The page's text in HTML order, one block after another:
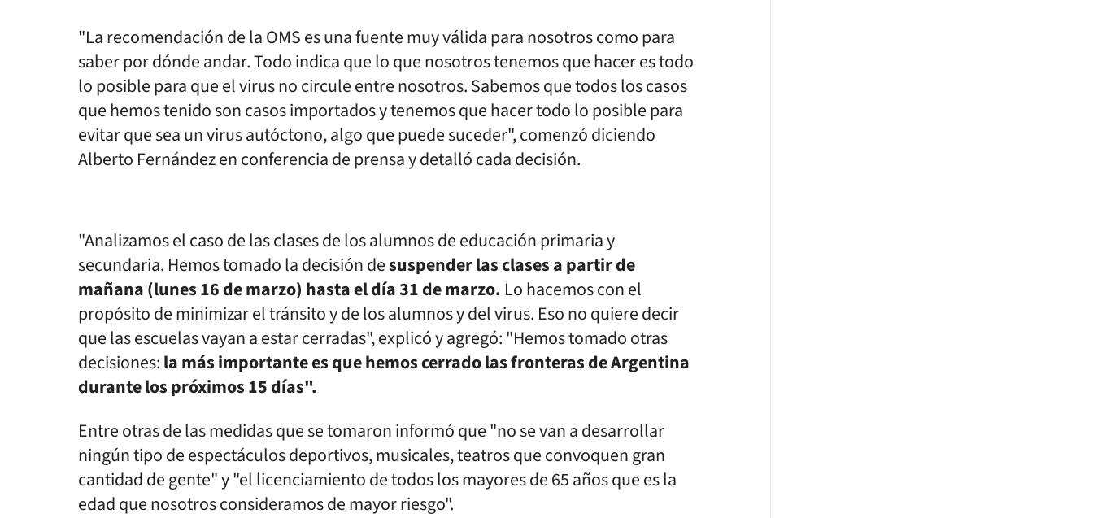
"La recomendación de la OMS es una fuente muy válida para nosotros como para
saber por dónde andar. Todo indica que lo que nosotros tenemos que hacer es todo
lo posible para que el virus no circule entre nosotros. Sabemos que todos los casos
que hemos tenido son casos importados y tenemos que hacer todo lo posible para
evitar que sea un virus autóctono, algo que puede suceder", comenzó diciendo
Alberto Fernández en conferencia de prensa y detalló cada decisión.
"Analizamos el caso de las clases de los alumnos de educación primaria y
secundaria. Hemos tomado la decisión desuspender las clases a partir de
mañana (lunes 16 de marzo) hasta el día 31 de marzo. Lo hacemos con el
propósito de minimizar el tránsito y de los alumnos y del virus. Eso no quiere decir
que las escuelas vayan a estar cerradas", explicó y agregó: "Hemos tomado otras
decisiones:la más importante es que hemos cerrado las fronteras de Argentina
durante los próximos 15 días".
Entre otras de las medidas que se tomaron informó que "no se van a desarrollar
ningún tipo de espectáculos deportivos, musicales, teatros que convoquen gran
cantidad de gente" y "el licenciamiento de todos los mayores de 65 años que es la
edad que nosotros consideramos de mayor riesgo".